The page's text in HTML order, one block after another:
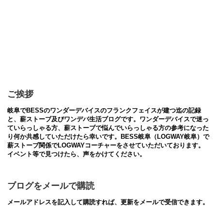
ご挨拶
岐阜でBESSのワンダーデバイスのフランクフェイスが建つ迄の記録
と、薪ストーブ及びワンデバ生活ブログです。ワンダーデバイスで迷っ
ていらっしゃる方、薪ストーブで悩んでいらっしゃる方の参考になった
り何か共感していただけたら幸いです。BESS岐阜（LOGWAY岐阜）で
薪ストーブ関係でLOGWAYコーチャーをさせていただいております。
イベント等で見つけたら、声をかけてください。
ブログをメールで購読
メールアドレスを記入して購読すれば、更新をメールで受信できます。